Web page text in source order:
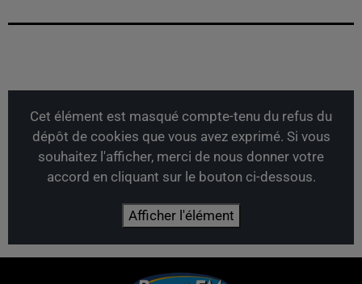
Cet élément est masqué compte-tenu du refus du
dépôt de cookies que vous avez exprimé. Si vous
souhaitez l'afficher, merci de nous donner votre
accord en cliquant sur le bouton ci-dessous.
Afficher l'élément